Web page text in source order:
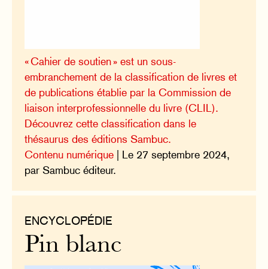
« Cahier de soutien » est un sous-
embranchement de la classification de livres et
de publications établie par la Commission de
liaison interprofessionnelle du livre (CLIL).
Découvrez cette classification dans le
thésaurus des éditions Sambuc.
Contenu numérique | Le 27 septembre 2024,
par Sambuc éditeur.
ENCYCLOPÉDIE
Pin blanc